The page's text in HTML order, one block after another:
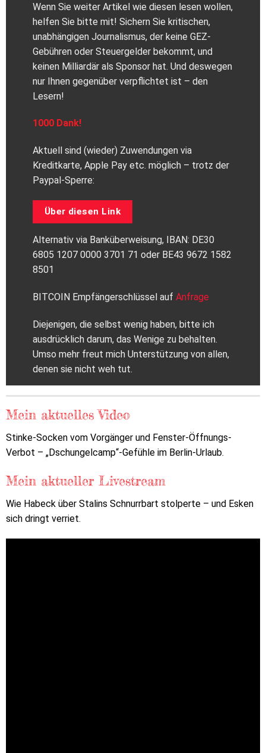
Wenn Sie weiter Artikel wie diesen lesen wollen,
helfen Sie bitte mit! Sichern Sie kritischen,
unabhängigen Journalismus, der keine GEZ-
Gebühren oder Steuergelder bekommt, und
keinen Milliardär als Sponsor hat. Und deswegen
nur Ihnen gegenüber verpflichtet ist – den
Lesern!
1000 Dank!
Aktuell sind (wieder) Zuwendungen via
Kreditkarte, Apple Pay etc. möglich – trotz der
Paypal-Sperre:
Über diesen Link
Alternativ via Banküberweisung, IBAN: DE30
6805 1207 0000 3701 71 oder BE43 9672 1582
8501
BITCOIN Empfängerschlüssel auf Anfrage
Diejenigen, die selbst wenig haben, bitte ich
ausdrücklich darum, das Wenige zu behalten.
Umso mehr freut mich Unterstützung von allen,
denen sie nicht weh tut.
Mein aktuelles Video
Stinke-Socken vom Vorgänger und Fenster-Öffnungs-
Verbot – „Dschungelcamp“-Gefühle im Berlin-Urlaub.
Mein aktueller Livestream
Wie Habeck über Stalins Schnurrbart stolperte – und Esken
sich dringt verriet.